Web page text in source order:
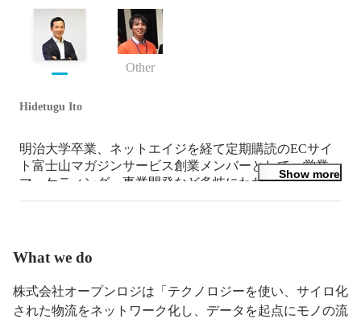
Other
Hidetugu Ito
明治大学卒業、ネットエイジを経て定期購読のECサイ
ト富士山マガジンサービス創業メンバーとして、営業、
マーケティング、事業開発など多岐にわたる領域を担当
し、成長に貢献。レガシーな物流領域をもっとオープン
優勝）受賞、InfinityVenturesSumitLounchPad2014Fall第6
位。これまで累計65億円の資金調達を実施。
Show more
What we do
株式会社オープンロジは「テクノロジーを使い、サイロ化
された物流をネットワーク化し、データを起点にモノの流